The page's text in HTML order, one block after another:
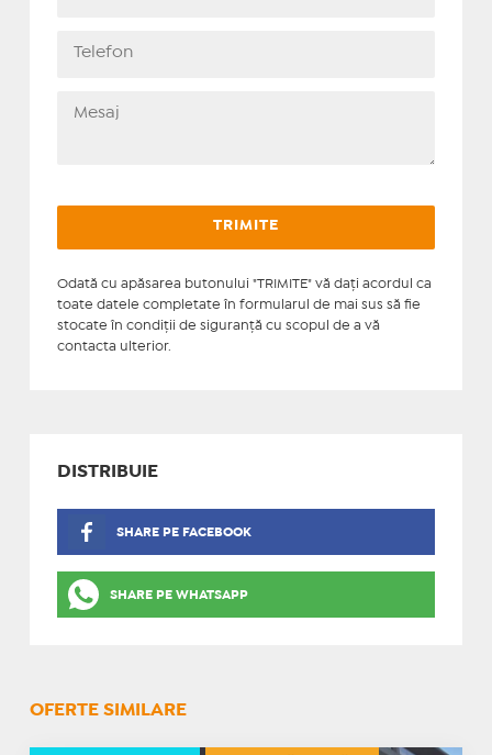
Odată cu apăsarea butonului "TRIMITE" vă daţi acordul ca
toate datele completate în formularul de mai sus să fie
stocate în condiţii de siguranţă cu scopul de a vă
contacta ulterior.
DISTRIBUIE
SHARE PE FACEBOOK
SHARE PE WHATSAPP
OFERTE SIMILARE